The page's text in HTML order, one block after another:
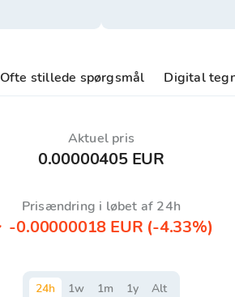
Ofte stillede spørgsmål Digital
Aktuel pris
0.00000405 EUR
Prisændring i løbet af 24h
-0.00000018 EUR (-4.33%)
24h 1w 1m 1y Alt